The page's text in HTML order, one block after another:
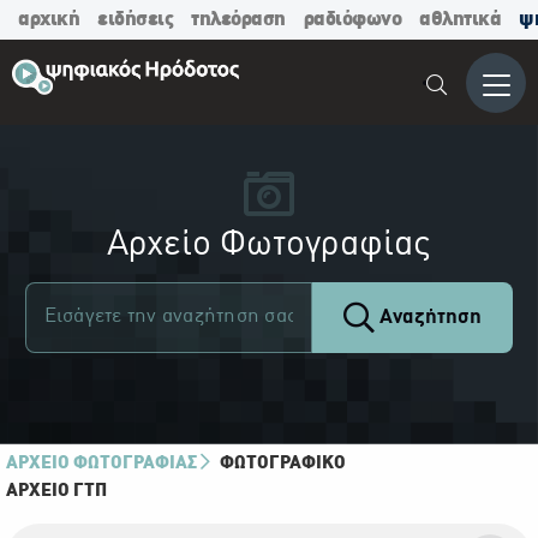
αρχική ειδήσεις τηλεόραση ραδιόφωνο αθλητικά
Μενού
Αρχείο Φωτογραφίας
Αναζήτηση
ΑΡΧΕΙΟ ΦΩΤΟΓΡΑΦΙΑΣ
ΦΩΤΟΓΡΑΦΙΚΌ
ΑΡΧΕΊΟ ΓΤΠ